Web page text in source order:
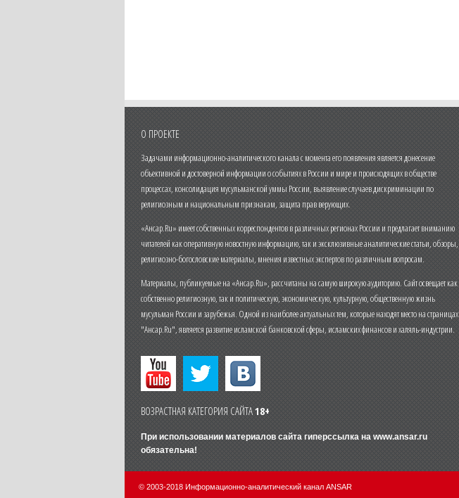
О ПРОЕКТЕ
Задачами информационно-аналитического канала с момента его появления является донесение
объективной и достоверной информации о событиях в России и мире и происходящих в обществе
процессах, консолидация мусульманской уммы России, выявление случаев дискриминации по
религиозным и национальным признакам, защита прав верующих.
«Ансар.Ru» имеет собственных корреспондентов в различных регионах России и предлагает вниманию
читателей как оперативную новостную информацию, так и эксклюзивные аналитические статьи, обзоры,
религиозно-богословские материалы, мнения известных экспертов по различным вопросам.
Материалы, публикуемые на «Ансар.Ru», рассчитаны на самую широкую аудиторию. Сайт освещает как
собственно религиозную, так и политическую, экономическую, культурную, общественную жизнь
мусульман России и зарубежья. Одной из наиболее актуальных тем, которые находят место на страницах
"Ансар.Ru", является развитие исламской банковской сферы, исламских финансов и халяль-индустрии.
ВОЗРАСТНАЯ КАТЕГОРИЯ САЙТА18+
При использовании материалов сайта гиперссылка на www.ansar.ru
обязательна!
© 2003-2018 Информационно-аналитический канал ANSAR